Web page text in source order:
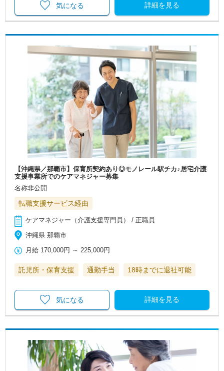
詳細を見る
気になる
【沖縄県／那覇市】保育所契約あり◎モノレール駅チカ♪居宅介護
支援事業所でのケアマネジャー募集
名称非公開
転職支援サービス経由
ケアマネジャー（介護支援専門員） / 正職員
沖縄県 那覇市
月給 170,000円 ～225,000円
託児所・保育支援 通勤手当 18時までに退社可能
詳細を見る
気になる